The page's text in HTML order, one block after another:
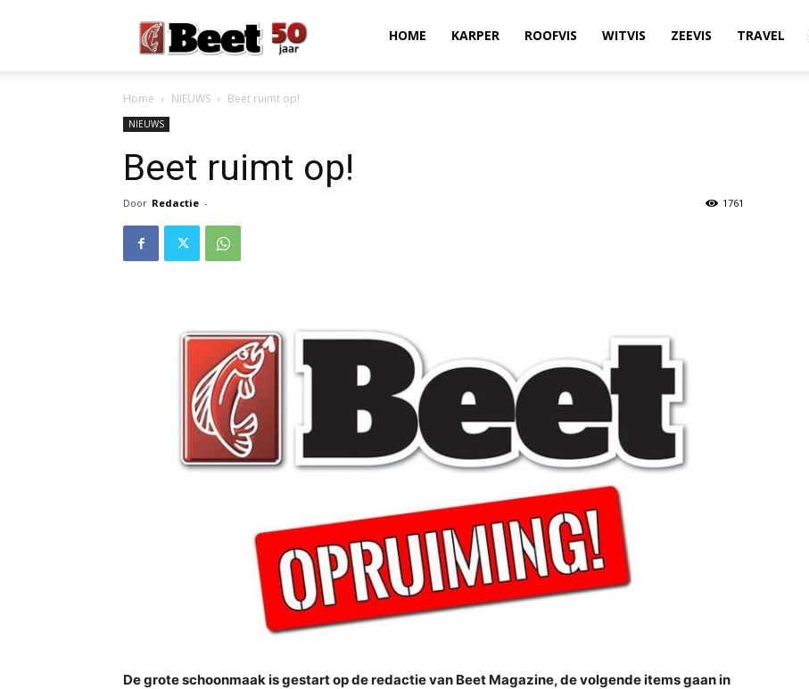
HOME KARPER ROOFVIS WITVIS ZEEVIS TRAVEL
Home NIEUWS Beet ruimt op!
NIEUWS
Beet ruimt op!
Door Redactie - 1761
De grote schoonmaak is gestart op de redactie van Beet Magazine, de volgende items gaan in